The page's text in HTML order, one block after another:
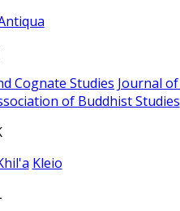
Cognate Studies Journal
of Buddhist Studies
Kleio